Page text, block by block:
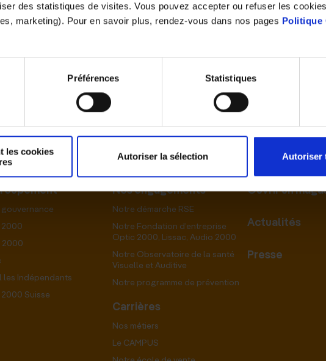
des statistiques de visites. Vous pouvez accepter ou refuser les
marketing). Pour en savoir plus, rendez-vous dans nos pages Politique
Préférences Statistiques
les cookies
Autoriser la sélection Autoriser
2000
les Indépendants
Suisse
Nos engagements
Notre démarche RSE
Notre Fondation d’entreprise
Optic 2000, Lissac, Audio 2000
Notre Observatoire de la santé
Visuelle et Auditive
Notre programme de prévention
Carrières
Nos métiers
Le CAMPUS
Ouvrir un
Actualités
Presse